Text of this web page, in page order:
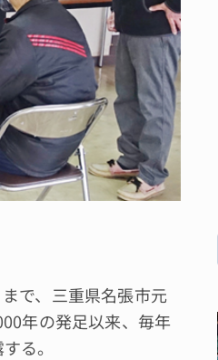
で、三重県名張市元
年の発足以来、毎年
る。